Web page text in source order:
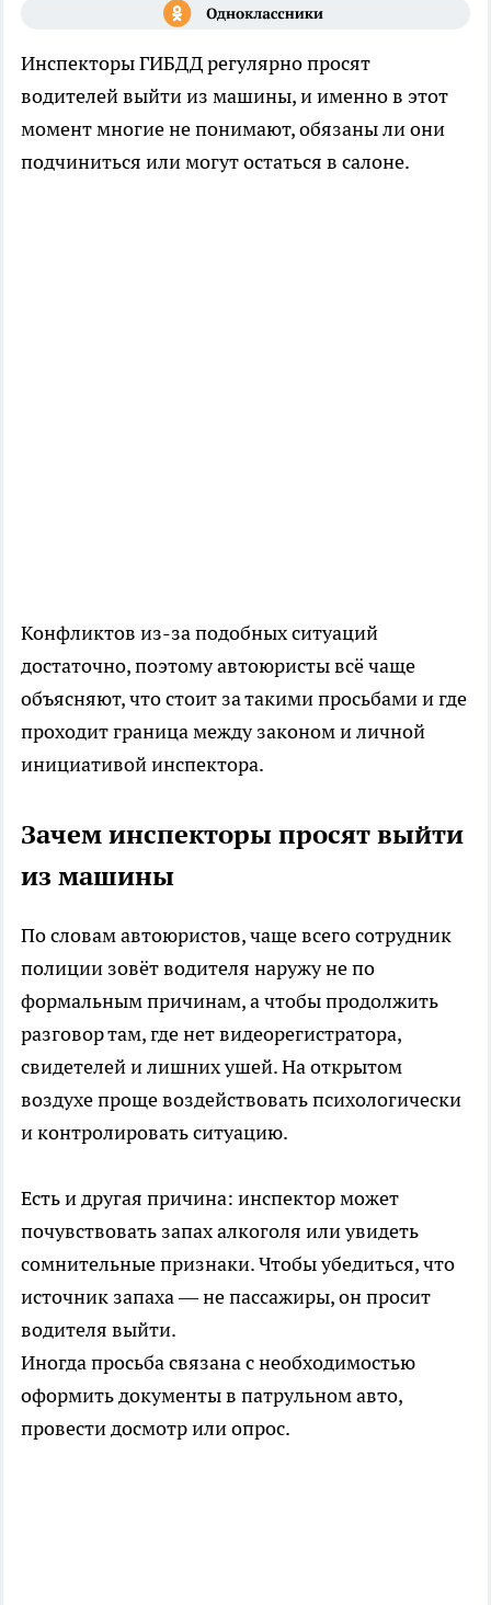
Инспекторы ГИБДД регулярно просят
водителей выйти из машины, и именно в этот
момент многие не понимают, обязаны ли они
подчиниться или могут остаться в салоне.
Конфликтов из-за подобных ситуаций
достаточно, поэтому автоюристы всё чаще
объясняют, что стоит за такими просьбами и где
проходит граница между законом и личной
инициативой инспектора.
Зачем инспекторы просят выйти
из машины
По словам автоюристов, чаще всего сотрудник
полиции зовёт водителя наружу не по
формальным причинам, а чтобы продолжить
разговор там, где нет видеорегистратора,
свидетелей и лишних ушей. На открытом
воздухе проще воздействовать психологически
и контролировать ситуацию.
Есть и другая причина: инспектор может
почувствовать запах алкоголя или увидеть
сомнительные признаки. Чтобы убедиться, что
источник запаха — не пассажиры, он просит
водителя выйти.
Иногда просьба связана с необходимостью
оформить документы в патрульном авто,
провести досмотр или опрос.